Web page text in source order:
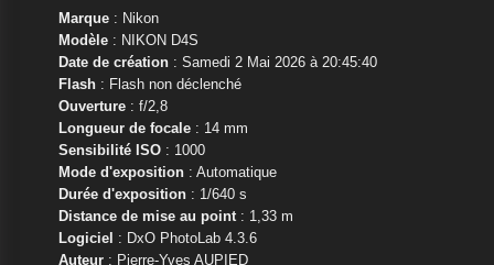
Marque: Nikon
Modèle: NIKON D4S
Date de création: Samedi 2 Mai 2026 à 20:45:40
Flash: Flash non déclenché
Ouverture: f/2,8
Longueur de focale: 14 mm
Sensibilité ISO: 1000
Mode d'exposition: Automatique
Durée d'exposition: 1/640 s
Distance de mise au point: 1,33 m
Logiciel : DxO PhotoLab 4.3.6
Auteur: Pierre-Yves AUPIED